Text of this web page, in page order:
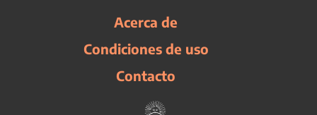
Acerca de
Condiciones de uso
Contacto